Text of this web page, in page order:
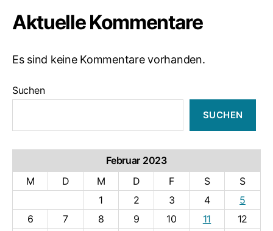
Aktuelle Kommentare
Es sind keine Kommentare vorhanden.
Suchen
SUCHEN
Februar 2023
M
D M D F S
S
1
2 3 4
5
6
7 8 9 10 11
12